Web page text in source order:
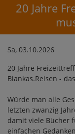
20 Jahre
Sa, 03.10.2026
20 Jahre
Biankas.Reisen -
Würde man alle
letzten zwanzig
damit viele Bücher
einfachen